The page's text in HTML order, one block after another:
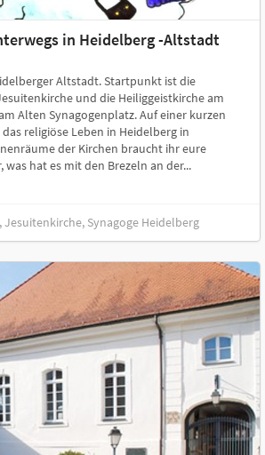
in Heidelberg -Altstadt
Altstadt. Startpunkt ist die
und die Heiliggeistkirche am
Alten Synagogenplatz. Auf einer kurzen
religiöse Leben in Heidelberg in
der Kirchen braucht ihr eure
hat es mit den Brezeln an der...
Synagoge Heidelberg